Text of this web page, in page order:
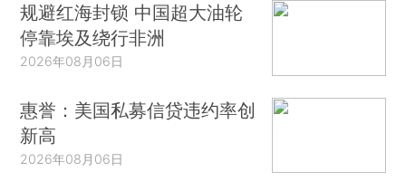
规避红海封锁 中国超大油轮
停靠埃及绕行非洲
2026年08月06日
惠誉：美国私募信贷违约率创
新高
2026年08月06日